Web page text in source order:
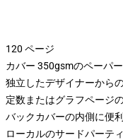
120 ページ
カバー 350gsmのペーパ
独立したデザイナーから
定数またはグラフページ
バックカバーの内側に便
ローカルのサードパーテ